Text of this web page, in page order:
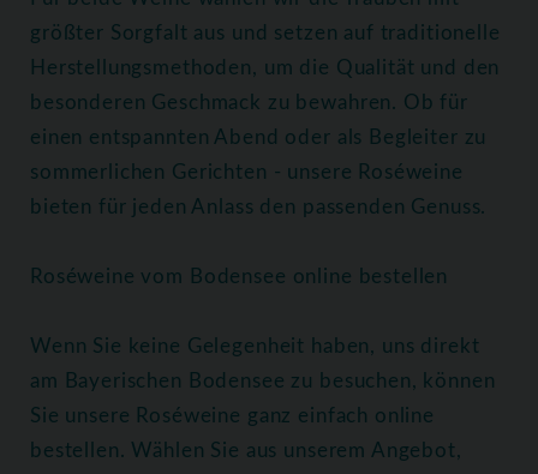
größter Sorgfalt aus und setzen auf traditionelle
Herstellungsmethoden, um die Qualität und den
besonderen Geschmack zu bewahren. Ob für
einen entspannten Abend oder als Begleiter zu
sommerlichen Gerichten - unsere Roséweine
bieten für jeden Anlass den passenden Genuss.
Roséweine vom Bodensee online bestellen
Wenn Sie keine Gelegenheit haben, uns direkt
am Bayerischen Bodensee zu besuchen, können
Sie unsere Roséweine ganz einfach online
bestellen. Wählen Sie aus unserem Angebot,